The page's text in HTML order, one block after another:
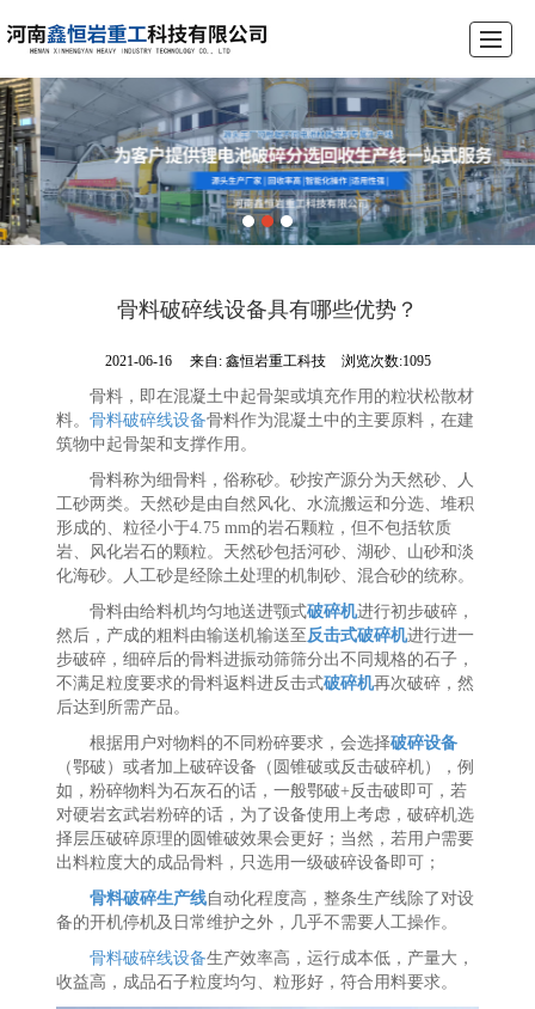
首页 公司介绍 产品展示 锂电池破碎设备生产线 工程案例 荣誉资质 新闻动态 联系我们
骨料破碎线设备具有哪些优势？
2021-06-16 来自: 鑫恒岩重工科技 浏览次数:1095
骨料，即在混凝土中起骨架或填充作用的粒状松散材
料。骨料破碎线设备骨料作为混凝土中的主要原料，在建
筑物中起骨架和支撑作用。
骨料称为细骨料，俗称砂。砂按产源分为天然砂、人
工砂两类。天然砂是由自然风化、水流搬运和分选、堆积
形成的、粒径小于4.75 mm的岩石颗粒，但不包括软质
岩、风化岩石的颗粒。天然砂包括河砂、湖砂、山砂和淡
化海砂。人工砂是经除土处理的机制砂、混合砂的统称。
骨料由给料机均匀地送进颚式破碎机进行初步破碎，
然后，产成的粗料由输送机输送至 反击式破碎机进行进一
步破碎，细碎后的骨料进振动筛筛分出不同规格的石子，
不满足粒度要求的骨料返料进反击式破碎机再次破碎，然
后达到所需产品。
根据用户对物料的不同粉碎要求，会选择破碎设备
（鄂破）或者加上破碎设备（圆锥破或反击破碎机），例
如，粉碎物料为石灰石的话，一般鄂破+反击破即可，若
对硬岩玄武岩粉碎的话，为了设备使用上考虑，破碎机选
择层压破碎原理的圆锥破效果会更好；当然，若用户需要
出料粒度大的成品骨料，只选用一级破碎设备即可；
骨料破碎生产线自动化程度高，整条生产线除了对设
备的开机停机及日常维护之外，几乎不需要人工操作。
骨料破碎线设备生产效率高，运行成本低，产量大，
收益高，成品石子粒度均匀、粒形好，符合用料要求。